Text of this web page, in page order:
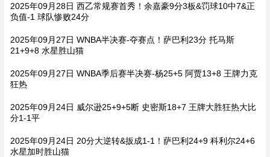
2025年09月28日 西乙常规赛首秀！余嘉豪9分3板&罚球10中7&正
负值-1 球队惨败24分
2025年09月27日 WNBA半决赛-夺赛点！萨巴利23分 托马斯
21+9+8 水星胜山猫
2025年09月27日 WNBA季后赛半决赛-杨25+5 阿贾13+8 王牌力克
狂热
2025年09月24日 威尔逊25+9+5断 史密斯18+7 王牌大胜狂热大比
分1-1平
2025年09月24日 20分大逆转&扳成1-1！萨巴利24+9 科利尔24+6
水星加时胜山猫